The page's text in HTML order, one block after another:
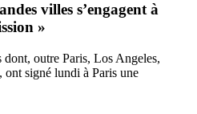
villes s’engagent à
»
outre Paris, Los Angeles,
signé lundi à Paris une